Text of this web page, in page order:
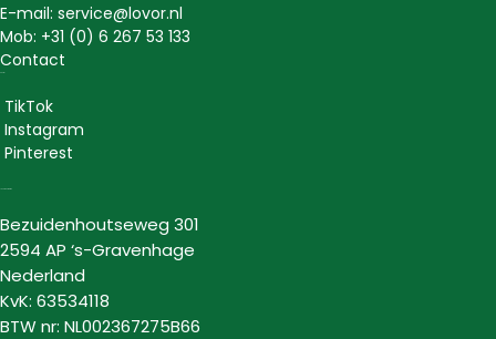
E-mail: service@lovor.nl
Mob: +31 (0) 6 267 53 133
Contact
TikTok
Instagram
Pinterest
Bezuidenhoutseweg 301
2594 AP ‘s-Gravenhage
Nederland
KvK: 63534118
BTW nr: NL002367275B66